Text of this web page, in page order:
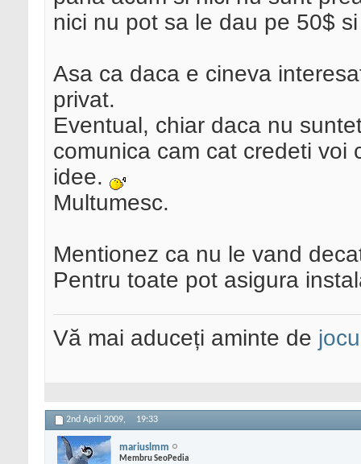
nici nu pot sa le dau pe 50$
Asa ca daca e cineva
privat.
Eventual, chiar daca nu
comunica cam cat credeti voi
idee.
Multumesc.
Mentionez ca nu le vand
Pentru toate pot asigura
Vă mai aduceți aminte de
2nd April 2009, 19:33
mariuslmm
Membru SeoPedia